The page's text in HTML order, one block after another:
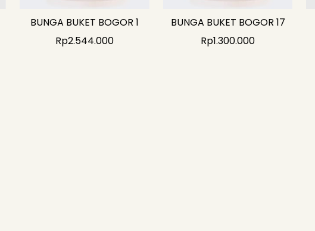
BUNGA BUKET BOGOR 1
Rp2.544.000
BUNGA BUKET BOGOR 17
Rp1.300.000